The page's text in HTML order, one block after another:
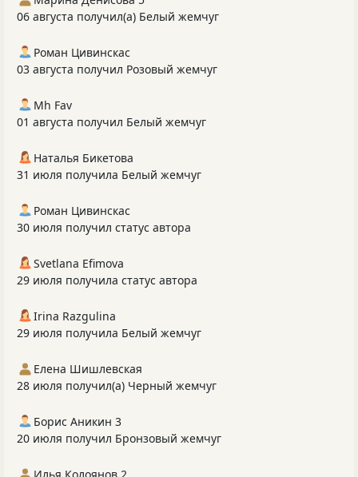
06 августа получил(а) Белый жемчуг
Роман Цивинскас
03 августа получил Розовый жемчуг
Mh Fav
01 августа получил Белый жемчуг
Наталья Бикетова
31 июля получила Белый жемчуг
Роман Цивинскас
30 июля получил статус автора
Svetlana Efimova
29 июля получила статус автора
Irina Razgulina
29 июля получила Белый жемчуг
Елена Шишлевская
28 июля получил(а) Черный жемчуг
Борис Аникин 3
20 июля получил Бронзовый жемчуг